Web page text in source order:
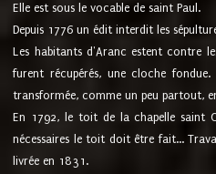
Elle est sous le vocable de saint Paul.
Depuis 1776 un édit interdit les
Les habitants d'Aranc estent contre
furent récupérés, une cloche
transformée, comme un peu partout,
En 1792, le toit de la chapelle saint
nécessaires le toit doit être fait...
livrée en 1831.